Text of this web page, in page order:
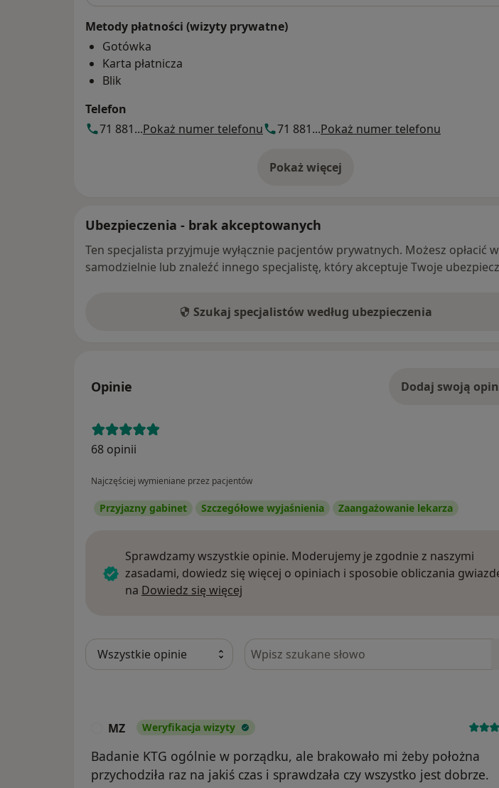
Metody płatności (wizyty prywatne)
Gotówka
Karta płatnicza
Blik
Telefon
71 881...Pokaż numer telefonu 71 881...Pokaż numer telefonu
Pokaż więcej
o adresie
Ubezpieczenia - brak akceptowanych
Ten specjalista przyjmuje wyłącznie pacjentów prywatnych. Możesz opłacić
samodzielnie lub znaleźć innego specjalistę, który akceptuje Twoje
Szukaj specjalistów według ubezpieczenia
Opinie Dodaj swoją
68 opinii
Najczęściej wymieniane przez pacjentów
Przyjazny gabinet Szczegółowe wyjaśnienia Zaangażowanie lekarza
Sprawdzamy wszystkie opinie. Moderujemy je zgodnie z naszymi
zasadami, dowiedz się więcej o opiniach i sposobie obliczania
na Dowiedz się więcej
Szukaj w opiniach
MZ Weryfikacja wizyty
Badanie KTG ogólnie w porządku, ale brakowało mi żeby położna
przychodziła raz na jakiś czas i sprawdzała czy wszystko jest dobrze.